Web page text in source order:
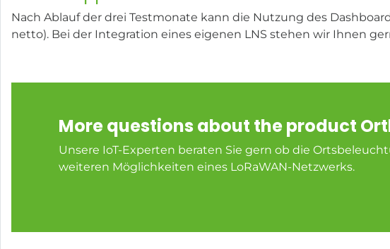
Nach Ablauf der drei Testmonate kann die Nutzung des
netto). Bei der Integration eines eigenen LNS stehen wir Ihnen
More questions about the product
Unsere IoT-Experten beraten Sie gern ob die
weiteren Möglichkeiten eines LoRaWAN-Netzwerks.